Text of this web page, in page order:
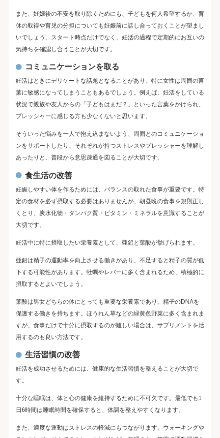
また、妊娠後の不安を取り除くためにも、子どもを何人希望するか、育
休の取得や育児の分担についても妊娠前に話し合っておくことが望まし
いでしょう。スタート時点だけでなく、妊活の過程で定期的にお互いの
気持ちを確認し合うことが大切です。
コミュニケーションを取る
妊活はときにデリケートな話題となることがあり、特に女性は周囲の言
葉に敏感になってしまうこともあるでしょう。例えば、妊活をしている
状況で親族や友人からの「子どもはまだ？」といった言葉をかけられ、
プレッシャーに感じる方も少なくないと思います。
そういった悩みを一人で抱え込まないよう、周囲とのコミュニケーショ
ンをサポートしたり、それぞれが持つストレスやプレッシャーを理解し
あったりと、普段から意思疎通を図ることが大切です。
食生活の改善
妊娠しやすい体を作るためには、バランスの取れた食事が重要です。特
定の食材を必ず摂取する必要はありませんが、朝昼晩の食事を規則正し
くとり、炭水化物・タンパク質・ビタミン・ミネラルを意識することが
大切です。
妊活中に特に摂取したい栄養素として、亜鉛と葉酸が挙げられます。
亜鉛は精子の運動率を向上させる働きがあり、不足すると精子の質が低
下する可能性があります。牡蠣やレバーに多く含まれるため、積極的に
摂取するとよいでしょう。
葉酸は男女どちらの体にとっても重要な栄養素であり、精子のDNAを
保護する働きを持ちます。ほうれん草などの緑黄色野菜に多く含まれま
すが、食事だけで十分に摂取するのが難しい場合は、サプリメントを活
用するのも良い方法です。
生活習慣の改善
妊活を成功させるためには、健康的な生活習慣を整えることが大切で
す。
十分な睡眠は、体と心の健康を維持するために不可欠です。最低でも1
日6時間は睡眠時間を確保すると、体調を整えやすくなります。
また、適度な運動はストレスの軽減にもつながります。ウォーキングや